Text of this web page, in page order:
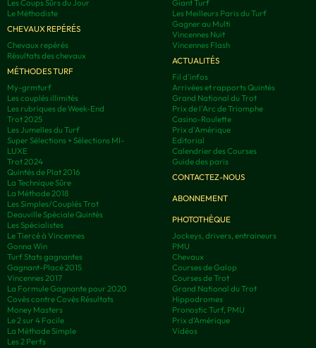
Les Coups Sûrs du Jour
Le Méthodiste
CHEVAUX REPÉRÉS
Chevaux repérés
Résultats des chevaux
MÉTHODES TURF
My-grmturf
Les couplés illimités
Les rubriques de Week-End
Trot 2025
Les Jumelles du Turf
Super Sélections + Sélections MI-
LUXE
Trot 2024
Quintés de Plat 2016
La Technique Sûre
La Méthode 2018
Les Simples/Couplés Trot
Deauville Spéciale Quintés
Les Spécialistes
Le Tiercé à Vincennes
Gonna Win
Turf Stats gagnantes
Gagnant-Placé 2015
Vincennes 2017
La Formule Gagnante pour 2020
Covès contre Covès Résultats
Money Masters
Le 2 sur 4 Facile
La Méthode Simple
Les 2 Perfs
Giant Turf
Les Meilleurs Paris du Turf
Gagner au Multi
Vincennes Nuit
Vincennes Flash
ACTUALITÉS
Fil d'infos
Arrivées et rapports Quintés
Grand National du Trot
Prix de l'Arc de Triomphe
Casino-Roulette
Prix d'Amérique
Editorial
Calendrier des Courses
Guide des paris
CONTACTEZ-NOUS
ABONNEMENT
PHOTOTHÈQUE
Jockeys, drivers, entraineurs
PMU
Chevaux
Courses de Galop
Courses de Trot
Grand National du Trot
Hippodromes
Pronostic Turf, PMU
Prix d’Amérique
Vidéos